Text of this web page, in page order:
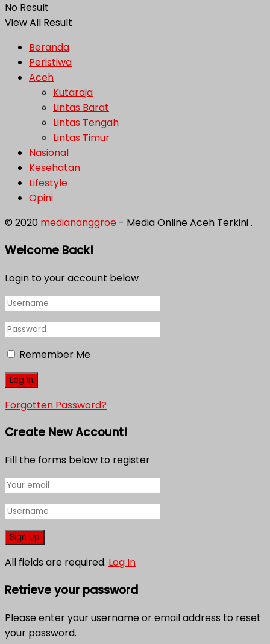
No Result
View All Result
Beranda
Peristiwa
Aceh
Kutaraja
Lintas Barat
Lintas Tengah
Lintas Timur
Nasional
Kesehatan
Lifestyle
Opini
© 2020 mediananggroe - Media Online Aceh Terkini .
Welcome Back!
Login to your account below
Remember Me
Forgotten Password?
Create New Account!
Fill the forms below to register
All fields are required. Log In
Retrieve your password
Please enter your username or email address to reset
your password.